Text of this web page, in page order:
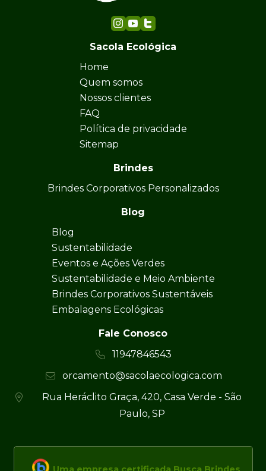
Sacola Ecológica
Home
Quem somos
Nossos clientes
FAQ
Política de privacidade
Sitemap
Brindes
Brindes Corporativos Personalizados
Blog
Blog
Sustentabilidade
Eventos e Ações Verdes
Sustentabilidade e Meio Ambiente
Brindes Corporativos Sustentáveis
Embalagens Ecológicas
Fale Conosco
11947846543
orcamento@sacolaecologica.com
Rua Heráclito Graça, 420, Casa Verde - São
Paulo, SP